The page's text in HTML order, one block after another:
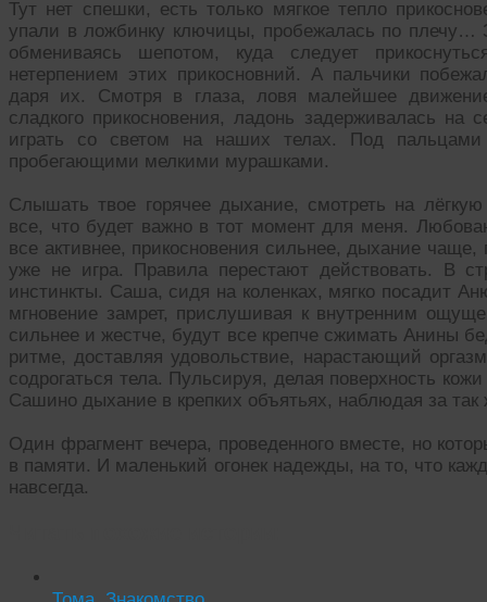
Тут нет спешки, есть только мягкое тепло
упали в ложбинку ключицы, пробежалась по плечу…
обмениваясь шепотом, куда следует
нетерпением этих прикосновний. А пальчики
даря их. Смотря в глаза, ловя малейшее
сладкого прикосновения, ладонь задерживалась
играть со светом на наших телах. Под пальцами
пробегающими мелкими мурашками.
Слышать твое горячее дыхание, смотреть на
все, что будет важно в тот момент для меня.
все активнее, прикосновения сильнее, дыхание
уже не игра. Правила перестают действовать. В
инстинкты. Саша, сидя на коленках, мягко посадит
мгновение замрет, прислушивая к внутренним
сильнее и жестче, будут все крепче сжимать Анины
ритме, доставляя удовольствие, нарастающий
содрогаться тела. Пульсируя, делая поверхность
Сашино дыхание в крепких объятьях, наблюдая за
Один фрагмент вечера, проведенного вместе, но
в памяти. И маленький огонек надежды, на то, что
навсегда.